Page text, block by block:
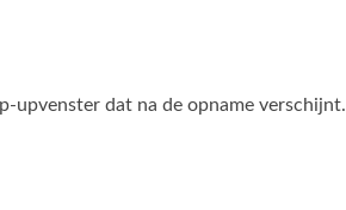
dat na de opname verschijnt.